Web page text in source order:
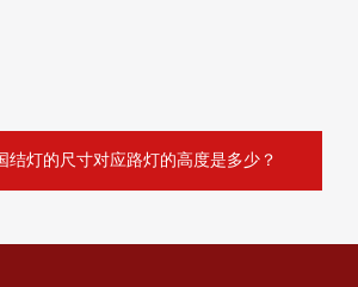
结灯的尺寸对应路灯的高度是多少？